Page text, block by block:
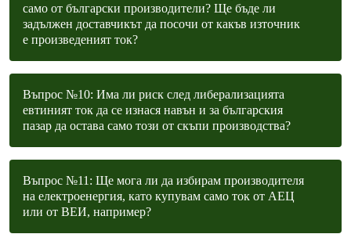
само от български производители? Ще бъде ли
задължен доставчикът да посочи от какъв източник
е произведеният ток?
Въпрос №10: Има ли риск след либерализацията
евтиният ток да се изнася навън и за българския
пазар да остава само този от скъпи производства?
Въпрос №11: Ще мога ли да избирам производителя
на електроенергия, като купувам само ток от АЕЦ
или от ВЕИ, например?